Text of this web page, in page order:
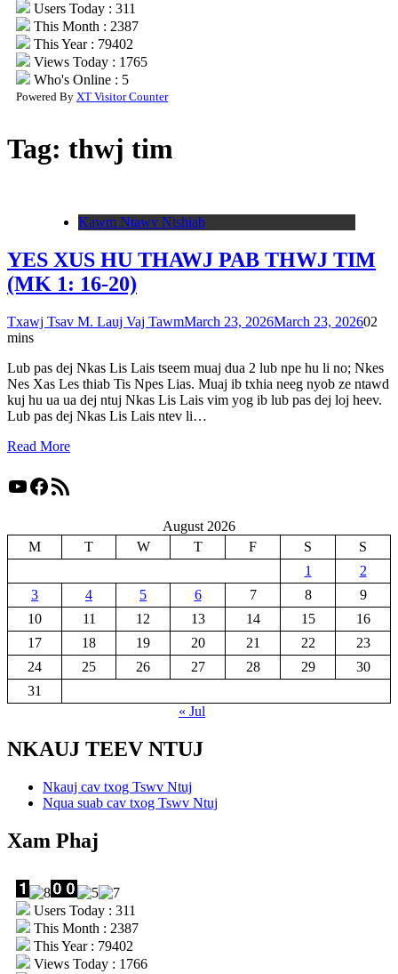
Users Today : 311
This Month : 2387
This Year : 79402
Views Today : 1765
Who's Online : 5
Powered By XT Visitor Counter
Tag: thwj tim
Kawm Ntawv Ntshiab
YES XUS HU THAWJ PAB THWJ TIM
(MK 1: 16-20)
Txawj Tsav M. Lauj Vaj TawmMarch 23, 2026March 23, 202602
mins
Lub pas dej Nkas Lis Lais tseem muaj dua 2 lub npe hu li no; Nkes
Nes Xas Les thiab Tis Npes Lias. Muaj ib txhia neeg nyob ze ntawd
kuj hu ua ua dej ntuj Nkas Lis Lais vim yog ib lub pas dej loj heev.
Lub pas dej Nkas Lis Lais ntev li…
Read More
YouTube
Facebook
RSS Feed
August 2026
M
T W T F S
S
1
2
3
4 5 6 7 8
9
10
11 12 13 14 15
16
17
18 19 20 21 22
23
24
25 26 27 28 29
30
31
« Jul
NKAUJ TEEV NTUJ
Nkauj cav txog Tswv Ntuj
Nqua suab cav txog Tswv Ntuj
Xam Phaj
Users Today : 311
This Month : 2387
This Year : 79402
Views Today : 1766